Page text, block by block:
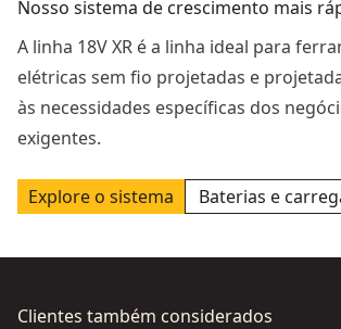
Nosso sistema de crescimento mais
A linha 18V XR é a linha ideal para
elétricas sem fio projetadas e
às necessidades específicas dos
exigentes.
Explore o sistema Baterias e
Clientes também considerados